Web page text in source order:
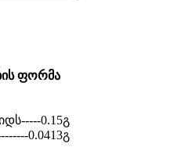
ფორმა
0.15გ
0.0413გ